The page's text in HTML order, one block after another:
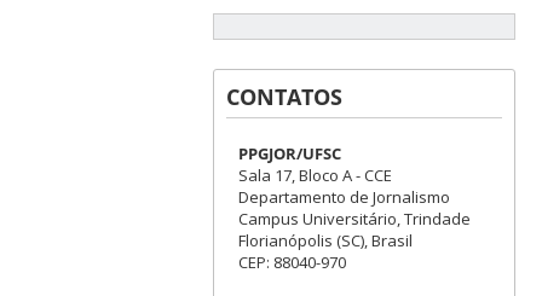
CONTATOS
PPGJOR/UFSC
Sala 17, Bloco A - CCE
Departamento de Jornalismo
Campus Universitário, Trindade
Florianópolis (SC), Brasil
CEP: 88040-970